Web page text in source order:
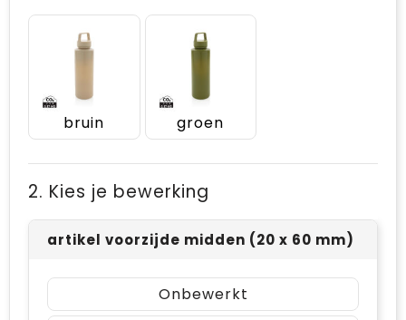
bruin groen
2. Kies je bewerking
artikel voorzijde midden (20 x 60 mm)
Onbewerkt